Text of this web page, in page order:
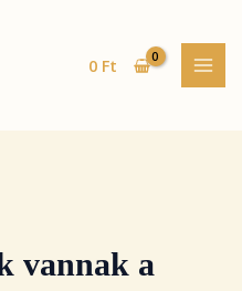
0 Ft
vannak a